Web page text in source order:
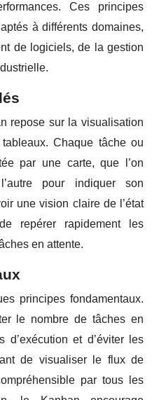
Ces principes
à différents domaines,
de logiciels, de la gestion
repose sur la visualisation
Chaque tâche ou
par une carte, que l’on
pour indiquer son
une vision claire de l’état
repérer rapidement les
en attente.
principes fondamentaux.
le nombre de tâches en
et d’éviter les
de visualiser le flux de
par tous les